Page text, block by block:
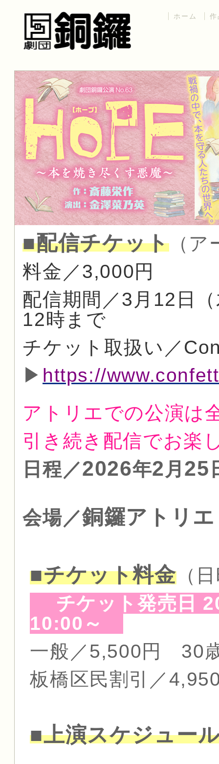
ホーム 作
■配信チケット（ア
料金／3,000円
配信期間／3月12日
12時まで
チケット取扱い／
▶ https://
アトリエでの公演は
引き続き配信でお楽
日程／2026年2 月 25
会場／銅鑼アトリエ
■チケット料金（
チケット発売日
10:00～
一般／5,500円 30
板橋区民割引／
■上演スケジュー